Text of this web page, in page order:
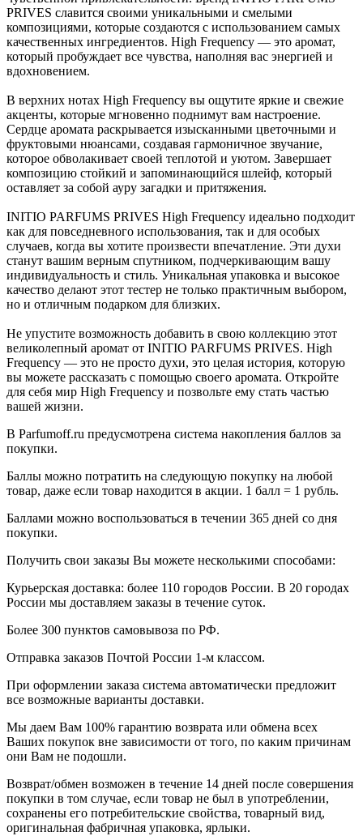
PRIVES славится своими уникальными и смелыми
композициями, которые создаются с использованием самых
качественных ингредиентов. High Frequency — это аромат,
который пробуждает все чувства, наполняя вас энергией и
вдохновением.
В верхних нотах High Frequency вы ощутите яркие и свежие
акценты, которые мгновенно поднимут вам настроение.
Сердце аромата раскрывается изысканными цветочными и
фруктовыми нюансами, создавая гармоничное звучание,
которое обволакивает своей теплотой и уютом. Завершает
композицию стойкий и запоминающийся шлейф, который
оставляет за собой ауру загадки и притяжения.
INITIO PARFUMS PRIVES High Frequency идеально подходит
как для повседневного использования, так и для особых
случаев, когда вы хотите произвести впечатление. Эти духи
станут вашим верным спутником, подчеркивающим вашу
индивидуальность и стиль. Уникальная упаковка и высокое
качество делают этот тестер не только практичным выбором,
но и отличным подарком для близких.
Не упустите возможность добавить в свою коллекцию этот
великолепный аромат от INITIO PARFUMS PRIVES. High
Frequency — это не просто духи, это целая история, которую
вы можете рассказать с помощью своего аромата. Откройте
для себя мир High Frequency и позвольте ему стать частью
вашей жизни.
В Parfumoff.ru предусмотрена система накопления баллов за
покупки.
Баллы можно потратить на следующую покупку на любой
товар, даже если товар находится в акции. 1 балл = 1 рубль.
Баллами можно воспользоваться в течении 365 дней со дня
покупки.
Получить свои заказы Вы можете несколькими способами:
Курьерская доставка: более 110 городов России. В 20 городах
России мы доставляем заказы в течение суток.
Более 300 пунктов самовывоза по РФ.
Отправка заказов Почтой России 1-м классом.
При оформлении заказа система автоматически предложит
все возможные варианты доставки.
Мы даем Вам 100% гарантию возврата или обмена всех
Ваших покупок вне зависимости от того, по каким причинам
они Вам не подошли.
Возврат/обмен возможен в течение 14 дней после совершения
покупки в том случае, если товар не был в употреблении,
сохранены его потребительские свойства, товарный вид,
оригинальная фабричная упаковка, ярлыки.